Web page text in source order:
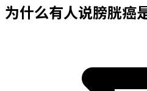
为什么有人说膀胱癌